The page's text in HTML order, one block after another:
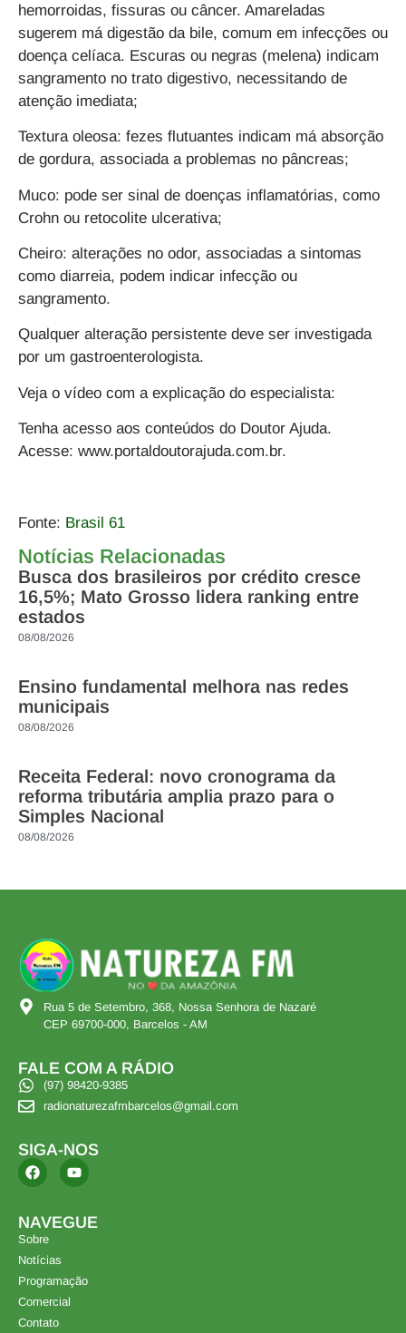
hemorroidas, fissuras ou câncer. Amareladas
sugerem má digestão da bile, comum em infecções ou
doença celíaca. Escuras ou negras (melena) indicam
sangramento no trato digestivo, necessitando de
atenção imediata;
Textura oleosa: fezes flutuantes indicam má absorção
de gordura, associada a problemas no pâncreas;
Muco: pode ser sinal de doenças inflamatórias, como
Crohn ou retocolite ulcerativa;
Cheiro: alterações no odor, associadas a sintomas
como diarreia, podem indicar infecção ou
sangramento.
Qualquer alteração persistente deve ser investigada
por um gastroenterologista.
Veja o vídeo com a explicação do especialista:
Tenha acesso aos conteúdos do Doutor Ajuda.
Acesse: www.portaldoutorajuda.com.br.
Fonte: Brasil 61
Notícias Relacionadas
Busca dos brasileiros por crédito cresce
16,5%; Mato Grosso lidera ranking entre
estados
08/08/2026
Ensino fundamental melhora nas redes
municipais
08/08/2026
Receita Federal: novo cronograma da
reforma tributária amplia prazo para o
Simples Nacional
08/08/2026
Rua 5 de Setembro, 368, Nossa Senhora de Nazaré
CEP 69700-000, Barcelos - AM
FALE COM A RÁDIO
(97) 98420-9385
radionaturezafmbarcelos@gmail.com
SIGA-NOS
NAVEGUE
Sobre
Notícias
Programação
Comercial
Contato